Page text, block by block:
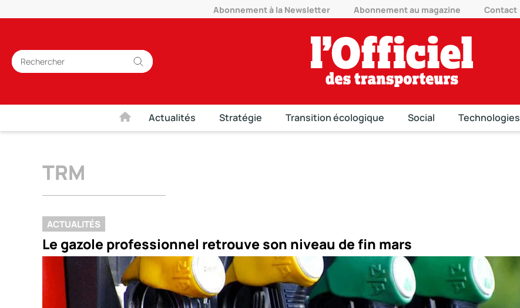
Abonnement à la Newsletter Abonnement au magazine Contact
Actualités Stratégie Transition écologique Social Technologies
TRM
ACTUALITÉS
Le gazole professionnel retrouve son niveau de fin mars